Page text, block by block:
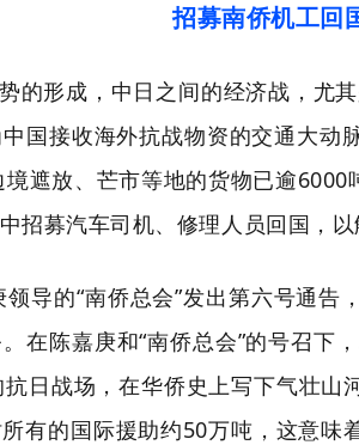
招募南侨机工回
的形成，中日之间的经济战，尤
国接收海外抗战物资的交通大动
遮放、芒市等地的货物已逾
招募汽车司机、修理人员回国，以
导的“南侨总会”发出第六号通
在陈嘉庚和“南侨总会”的号召
日战场，在华侨史上写下气壮
有的国际援助约50万吨，这意